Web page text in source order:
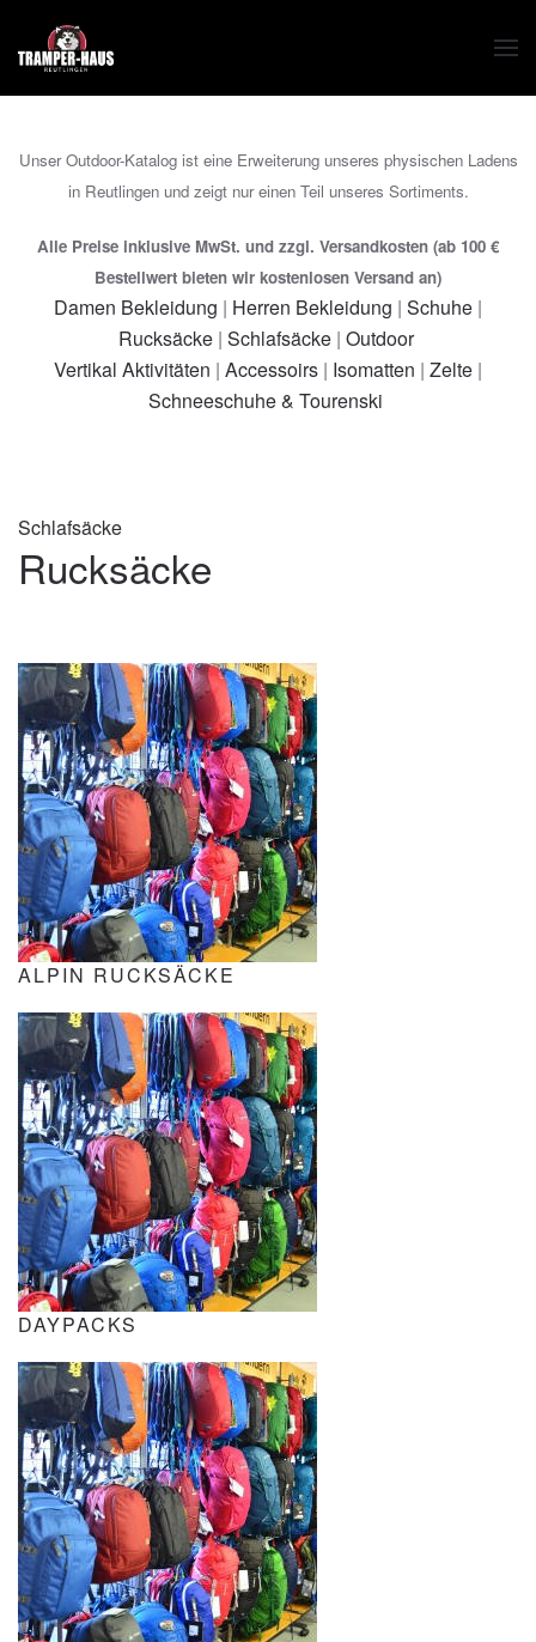
Zum Hauptinhalt springen
Unser Outdoor-Katalog ist eine Erweiterung unseres physischen Ladens
in Reutlingen und zeigt nur einen Teil unseres Sortiments.
Alle Preise inklusive MwSt. und zzgl. Versandkosten (ab 100 €
Bestellwert bieten wir kostenlosen Versand an)
Damen Bekleidung | Herren Bekleidung | Schuhe |
Rucksäcke| Schlafsäcke| Outdoor
Vertikal Aktivitäten | Accessoirs | Isomatten | Zelte |
Schneeschuhe & Tourenski
Schlafsäcke
Rucksäcke
ALPIN RUCKSÄCKE
DAYPACKS